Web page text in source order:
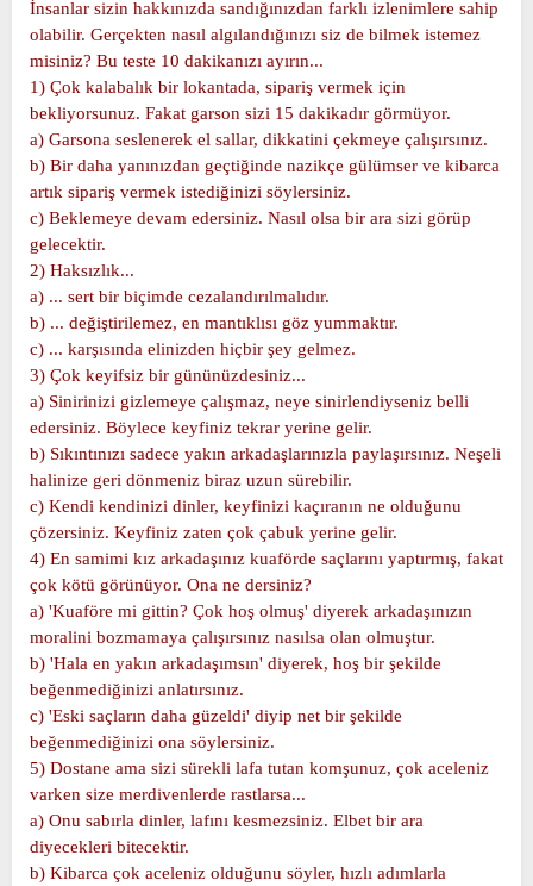
t
a
n
i
h
i
İnsanlar sizin hakkınızda sandığınızdan farklı izlenimlere sahip
olabilir. Gerçekten nasıl algılandığınızı siz de bilmek istemez
misiniz? Bu teste 10 dakikanızı ayırın...
1) Çok kalabalık bir lokantada, sipariş vermek için
bekliyorsunuz. Fakat garson sizi 15 dakikadır görmüyor.
a) Garsona seslenerek el sallar, dikkatini çekmeye çalışırsınız.
b) Bir daha yanınızdan geçtiğinde nazikçe gülümser ve kibarca
artık sipariş vermek istediğinizi söylersiniz.
c) Beklemeye devam edersiniz. Nasıl olsa bir ara sizi görüp
gelecektir.
2) Haksızlık...
a) ... sert bir biçimde cezalandırılmalıdır.
b) ... değiştirilemez, en mantıklısı göz yummaktır.
c) ... karşısında elinizden hiçbir şey gelmez.
3) Çok keyifsiz bir gününüzdesiniz...
a) Sinirinizi gizlemeye çalışmaz, neye sinirlendiyseniz belli
edersiniz. Böylece keyfiniz tekrar yerine gelir.
b) Sıkıntınızı sadece yakın arkadaşlarınızla paylaşırsınız. Neşeli
halinize geri dönmeniz biraz uzun sürebilir.
c) Kendi kendinizi dinler, keyfinizi kaçıranın ne olduğunu
çözersiniz. Keyfiniz zaten çok çabuk yerine gelir.
4) En samimi kız arkadaşınız kuaförde saçlarını yaptırmış, fakat
çok kötü görünüyor. Ona ne dersiniz?
a) 'Kuaföre mi gittin? Çok hoş olmuş' diyerek arkadaşınızın
moralini bozmamaya çalışırsınız nasılsa olan olmuştur.
b) 'Hala en yakın arkadaşımsın' diyerek, hoş bir şekilde
beğenmediğinizi anlatırsınız.
c) 'Eski saçların daha güzeldi' diyip net bir şekilde
beğenmediğinizi ona söylersiniz.
5) Dostane ama sizi sürekli lafa tutan komşunuz, çok aceleniz
varken size merdivenlerde rastlarsa...
a) Onu sabırla dinler, lafını kesmezsiniz. Elbet bir ara
diyecekleri bitecektir.
b) Kibarca çok aceleniz olduğunu söyler, hızlı adımlarla